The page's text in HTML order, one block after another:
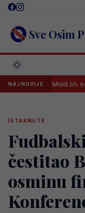
Skip
content Sve Osim
NAJNOVIJE
Mladi bh. košarkaši
ISTAKNUTE
čestitao
osminu